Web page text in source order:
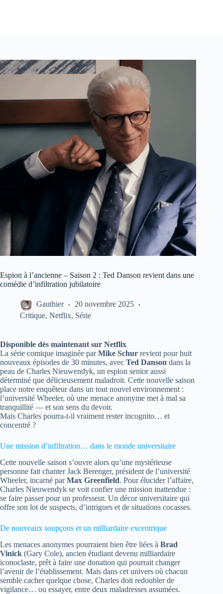
Espion à l’ancienne – Saison 2 : Ted Danson revient dans une
comédie d’infiltration jubilatoire
Gauthier
20 novembre 2025
Critique, Netflix, Série
Disponible dès maintenant sur Netflix
La série comique imaginée parMike Schur revient pour huit
nouveaux épisodes de 30 minutes, avec Ted Danson dans la
peau de Charles Nieuwendyk, un espion senior aussi
déterminé que délicieusement maladroit. Cette nouvelle saison
place notre enquêteur dans un tout nouvel environnement :
l’université Wheeler, où une menace anonyme met à mal sa
tranquillité — et son sens du devoir.
Mais Charles pourra-t-il vraiment rester incognito… et
concentré ?
Une mission d’infiltration… dans le monde universitaire
Cette nouvelle saison s’ouvre alors qu’une mystérieuse
personne fait chanter Jack Berenger, président de l’université
Wheeler, incarné parMax Greenfield. Pour élucider l’affaire,
Charles Nieuwendyk se voit confier une mission inattendue :
se faire passer pour un professeur. Un décor universitaire qui
offre son lot de suspects, d’intrigues et de situations cocasses.
De nouveaux soupçons et un milliardaire excentrique
Les menaces anonymes pourraient bien être liées à Brad
Vinick (Gary Cole), ancien étudiant devenu milliardaire
iconoclaste, prêt à faire une donation qui pourrait changer
l’avenir de l’établissement. Mais dans cet univers où chacun
semble cacher quelque chose, Charles doit redoubler de
vigilance… ou essayer, entre deux maladresses assumées.